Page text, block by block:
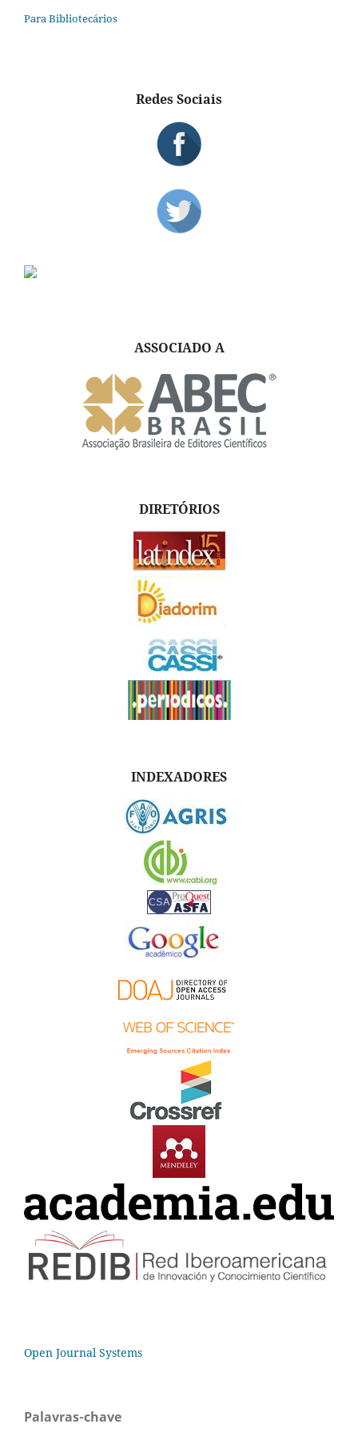
Para Bibliotecários
Redes Sociais
ASSOCIADO A
DIRETÓRIOS
INDEXADORES
Open Journal Systems
Palavras-chave